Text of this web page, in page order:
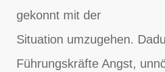
gekonnt mit der
Situation umzugehen.
Führungskräfte Angst,